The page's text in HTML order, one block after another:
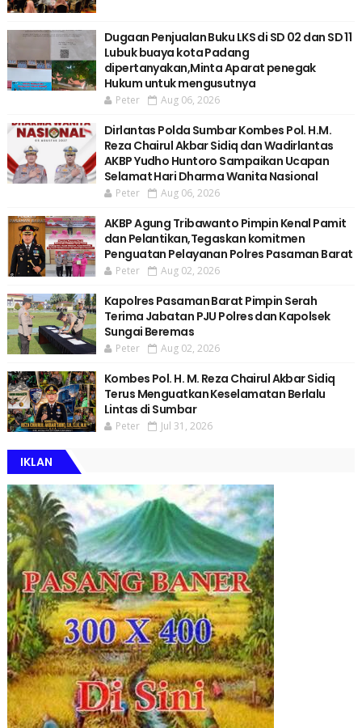
Dugaan Penjualan Buku LKS di SD 02 dan SD 11
Lubuk buaya kota Padang
dipertanyakan,Minta Aparat penegak
Hukum untuk mengusutnya
Peter Aug 06, 2026
Dirlantas Polda Sumbar Kombes Pol. H.M.
Reza Chairul Akbar Sidiq dan Wadirlantas
AKBP Yudho Huntoro Sampaikan Ucapan
Selamat Hari Dharma Wanita Nasional
Peter Aug 06, 2026
AKBP Agung Tribawanto Pimpin Kenal Pamit
dan Pelantikan,Tegaskan komitmen
Penguatan Pelayanan Polres Pasaman Barat
Peter Aug 02, 2026
Kapolres Pasaman Barat Pimpin Serah
Terima Jabatan PJU Polres dan Kapolsek
Sungai Beremas
Peter Aug 02, 2026
Kombes Pol. H. M. Reza Chairul Akbar Sidiq
Terus Menguatkan Keselamatan Berlalu
Lintas di Sumbar
Peter Jul 31, 2026
IKLAN